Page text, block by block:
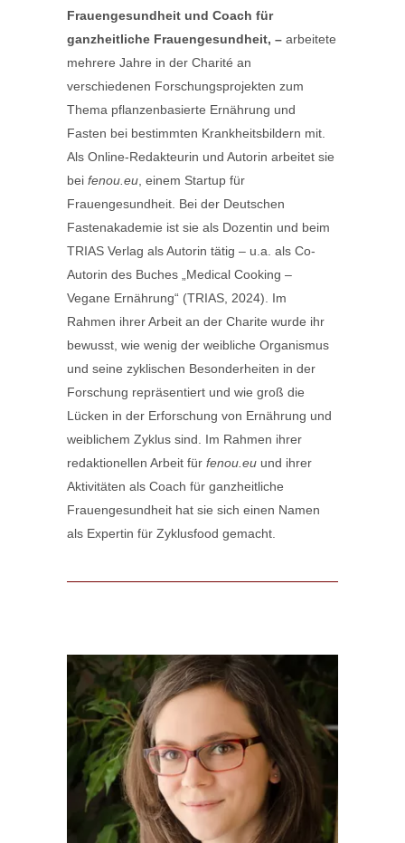
Frauengesundheit und Coach für
ganzheitliche Frauengesundheit, – arbeitete
mehrere Jahre in der Charité an
verschiedenen Forschungsprojekten zum
Thema pflanzenbasierte Ernährung und
Fasten bei bestimmten Krankheitsbildern mit.
Als Online-Redakteurin und Autorin arbeitet sie
bei fenou.eu , einem Startup für
Frauengesundheit. Bei der Deutschen
Fastenakademie ist sie als Dozentin und beim
TRIAS Verlag als Autorin tätig – u.a. als Co-
Autorin des Buches „Medical Cooking –
Vegane Ernährung“ (TRIAS, 2024). Im
Rahmen ihrer Arbeit an der Charite wurde ihr
bewusst, wie wenig der weibliche Organismus
und seine zyklischen Besonderheiten in der
Forschung repräsentiert und wie groß die
Lücken in der Erforschung von Ernährung und
weiblichem Zyklus sind. Im Rahmen ihrer
redaktionellen Arbeit für fenou.eu und ihrer
Aktivitäten als Coach für ganzheitliche
Frauengesundheit hat sie sich einen Namen
als Expertin für Zyklusfood gemacht.